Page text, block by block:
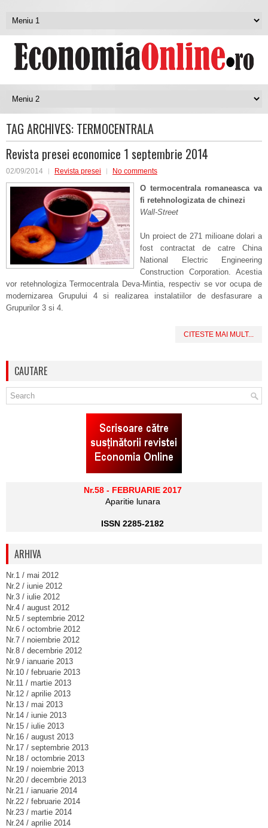
TAG ARCHIVES: TERMOCENTRALA
Revista presei economice 1 septembrie 2014
02/09/2014 Revista presei No comments
O termocentrala romaneasca va
fi retehnologizata de chinezi
Wall-Street
Un proiect de 271 milioane dolari a
fost contractat de catre China
National Electric Engineering
Construction Corporation. Acestia
vor retehnologiza Termocentrala Deva-Mintia, respectiv se vor ocupa de
modernizarea Grupului 4 si realizarea instalatiilor de desfasurare a
Grupurilor 3 si 4.
CITESTE MAI MULT...
CAUTARE
Nr.58 - FEBRUARIE 2017
Aparitie lunara
ISSN 2285-2182
ARHIVA
Nr.1 / mai 2012
Nr.2 / iunie 2012
Nr.3 / iulie 2012
Nr.4 / august 2012
Nr.5 / septembrie 2012
Nr.6 / octombrie 2012
Nr.7 / noiembrie 2012
Nr.8 / decembrie 2012
Nr.9 / ianuarie 2013
Nr.10 / februarie 2013
Nr.11 / martie 2013
Nr.12 / aprilie 2013
Nr.13 / mai 2013
Nr.14 / iunie 2013
Nr.15 / iulie 2013
Nr.16 / august 2013
Nr.17 / septembrie 2013
Nr.18 / octombrie 2013
Nr.19 / noiembrie 2013
Nr.20 / decembrie 2013
Nr.21 / ianuarie 2014
Nr.22 / februarie 2014
Nr.23 / martie 2014
Nr.24 / aprilie 2014